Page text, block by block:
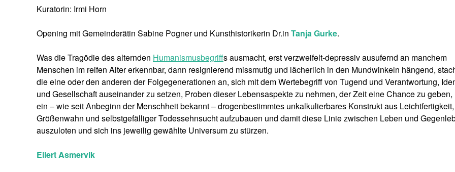
Kuratorin: Irmi Horn
Opening mit Gemeinderätin Sabine Pogner und Kunsthistorikerin Dr.in Tanja Gurke.
Was die Tragödie des alternden Humanismusbegriffs ausmacht, erst verzweifelt-depressiv ausufernd an manchem
Menschen im reifen Alter erkennbar, dann resignierend missmutig und lächerlich in den Mundwinkeln hängend,
die eine oder den anderen der Folgegenerationen an, sich mit dem Wertebegriff von Tugend und Verantwortung,
und Gesellschaft auseinander zu setzen, Proben dieser Lebensaspekte zu nehmen, der Zeit eine Chance zu
ein – wie seit Anbeginn der Menschheit bekannt – drogenbestimmtes unkalkulierbares Konstrukt aus Leichtfertigkeit,
Größenwahn und selbstgefälliger Todessehnsucht aufzubauen und damit diese Linie zwischen Leben und
auszuloten und sich ins jeweilig gewählte Universum zu stürzen.
Eilert Asmervik